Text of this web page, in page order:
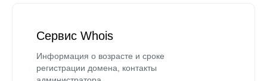
Сервис Whois
Информация о возрасте и сроке
регистрации домена, контакты